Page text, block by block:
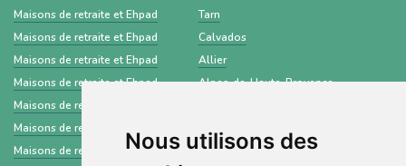
Nous utilisons des
Maisons de retraite et Ehpad
Tarn
Maisons de retraite et Ehpad
Calvados
Maisons de retraite et Ehpad
Allier
Maisons de retraite et Ehpad
Alpes-de-Haute-Provence
Maisons de retraite et Ehpad
Maisons de retraite et Ehpad
Maisons de retraite et Ehpad
Bas-Rhin